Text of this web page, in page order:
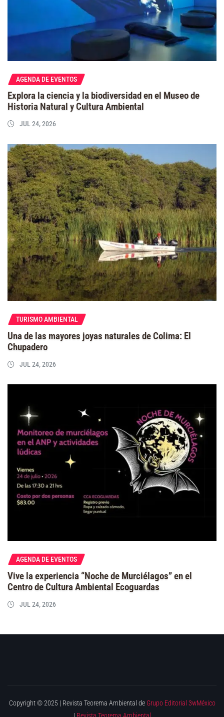
AGENDA DE EVENTOS
Explora la ciencia y la biodiversidad en el Museo de
Historia Natural y Cultura Ambiental
JUL 24, 2026
TURISMO AMBIENTAL
Una de las mayores joyas naturales de Colima: El
Chupadero
JUL 24, 2026
AGENDA DE EVENTOS
Vive la experiencia “Noche de Murciélagos” en el
Centro de Cultura Ambiental Ecoguardas
JUL 24, 2026
Copyright © 2025 | Revista Teorema Ambiental de Grupo Editorial 3wMéxico